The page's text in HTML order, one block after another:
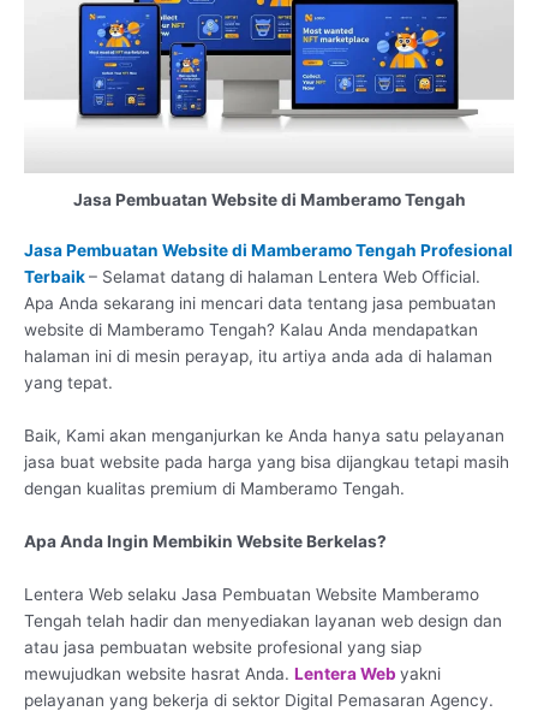
Jasa Pembuatan Website di Mamberamo Tengah
Jasa Pembuatan Website di Mamberamo Tengah Profesional
Terbaik– Selamat datang di halaman Lentera Web Official.
Apa Anda sekarang ini mencari data tentang jasa pembuatan
website di Mamberamo Tengah? Kalau Anda mendapatkan
halaman ini di mesin perayap, itu artiya anda ada di halaman
yang tepat.
Baik, Kami akan menganjurkan ke Anda hanya satu pelayanan
jasa buat website pada harga yang bisa dijangkau tetapi masih
dengan kualitas premium di Mamberamo Tengah.
Apa Anda Ingin Membikin Website Berkelas?
Lentera Web selaku Jasa Pembuatan Website Mamberamo
Tengah telah hadir dan menyediakan layanan web design dan
atau jasa pembuatan website profesional yang siap
mewujudkan website hasrat Anda. Lentera Web yakni
pelayanan yang bekerja di sektor Digital Pemasaran Agency.